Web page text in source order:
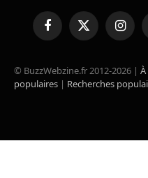
FacebookX
(Twitter)
© BuzzWebzine.fr 2012-2026 |
populaires | Recherches